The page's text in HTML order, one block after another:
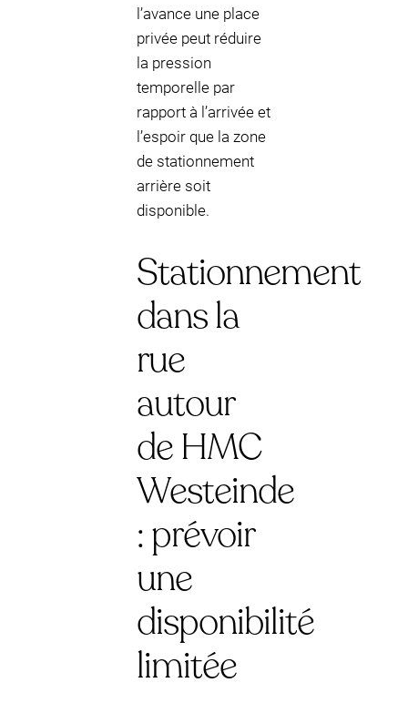
l’avance une place
privée peut réduire
la pression
temporelle par
rapport à l’arrivée et
l’espoir que la zone
de stationnement
arrière soit
disponible.
Stationnement
dans la
rue
autour
de HMC
Westeinde
: prévoir
une
disponibilité
limitée